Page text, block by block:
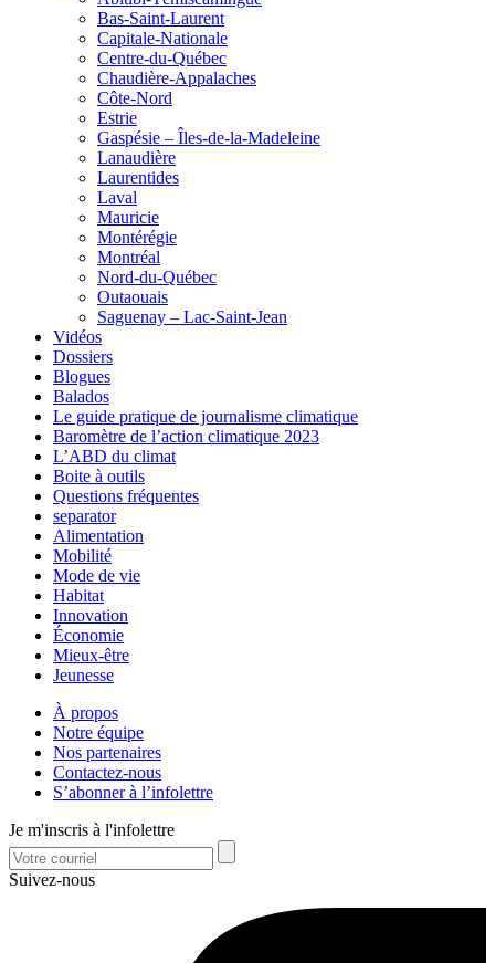
Bas-Saint-Laurent
Capitale-Nationale
Centre-du-Québec
Chaudière-Appalaches
Côte-Nord
Estrie
Gaspésie – Îles-de-la-Madeleine
Lanaudière
Laurentides
Laval
Mauricie
Montérégie
Montréal
Nord-du-Québec
Outaouais
Saguenay – Lac-Saint-Jean
Vidéos
Dossiers
Blogues
Balados
Le guide pratique de journalisme climatique
Baromètre de l’action climatique 2023
L’ABD du climat
Boite à outils
Questions fréquentes
separator
Alimentation
Mobilité
Mode de vie
Habitat
Innovation
Économie
Mieux-être
Jeunesse
À propos
Notre équipe
Nos partenaires
Contactez-nous
S’abonner à l’infolettre
Je m'inscris à l'infolettre
Suivez-nous